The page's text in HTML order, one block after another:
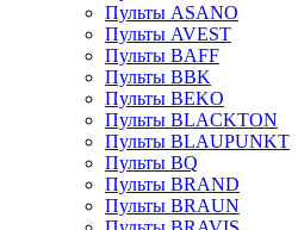
Пульты ASANO
Пульты AVEST
Пульты BAFF
Пульты BBK
Пульты BEKO
Пульты BLACKTON
Пульты BLAUPUNKT
Пульты BQ
Пульты BRAND
Пульты BRAUN